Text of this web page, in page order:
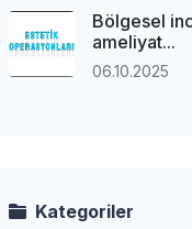
Bölgesel
ameliyat...
06.10.2025
Kategoriler